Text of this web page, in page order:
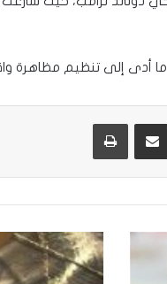
ما أدى إلى تنظيم مظاهرة
مشاركة عبر البريد طباعة
المدينة
الطبية
في